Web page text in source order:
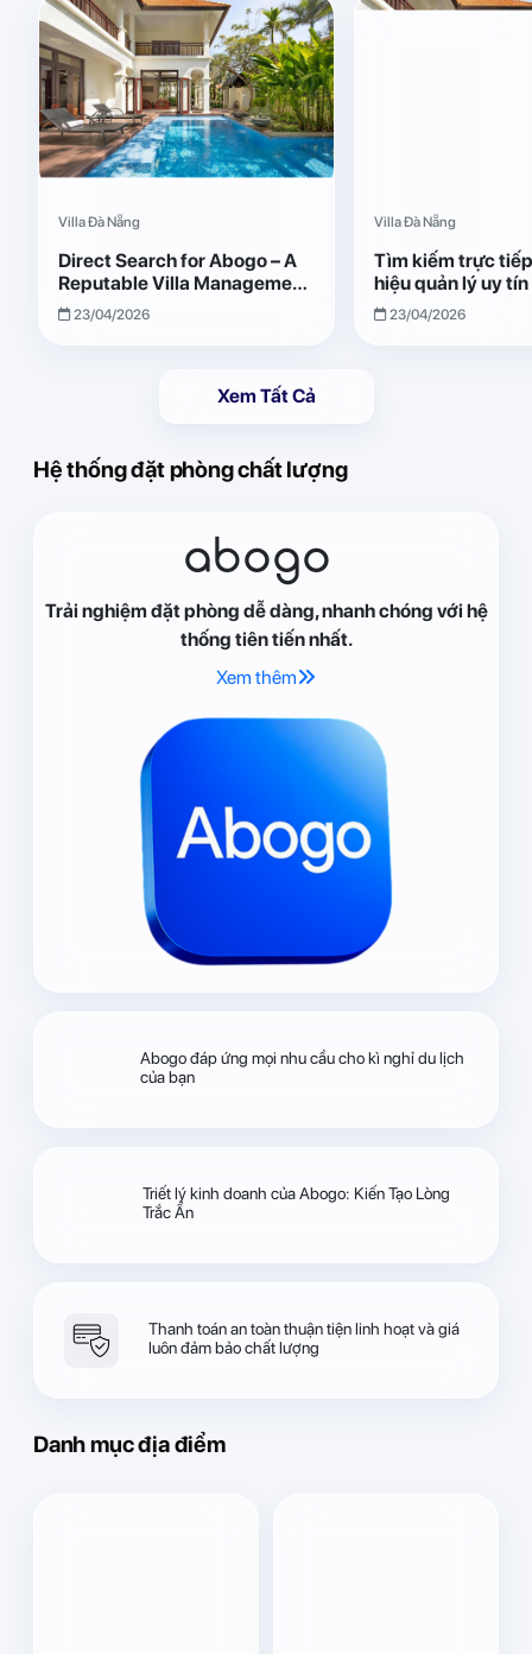
Villa Đà Nẵng
Direct Search for Abogo – A
Reputable Villa Management
Brand with Transparent and
Effective Operations
23/04/2026
Villa Đà Nẵng
Tìm kiếm trực
hiệu quản lý uy
Giải pháp vận
quả, minh bạch
23/04/2026
Xem Tất Cả
Hệ thống đặt phòng chất lượng
abogo
Trải nghiệm đặt phòng dễ dàng, nhanh chóng với hệ
thống tiên tiến nhất.
Xem thêm
Abogo đáp ứng mọi nhu cầu cho kì nghỉ du lịch
của bạn
Triết lý kinh doanh của Abogo: Kiến Tạo Lòng
Trắc Ẩn
Thanh toán an toàn thuận tiện linh hoạt và giá
luôn đảm bảo chất lượng
Danh mục địa điểm